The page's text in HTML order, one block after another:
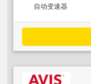
自动变速器